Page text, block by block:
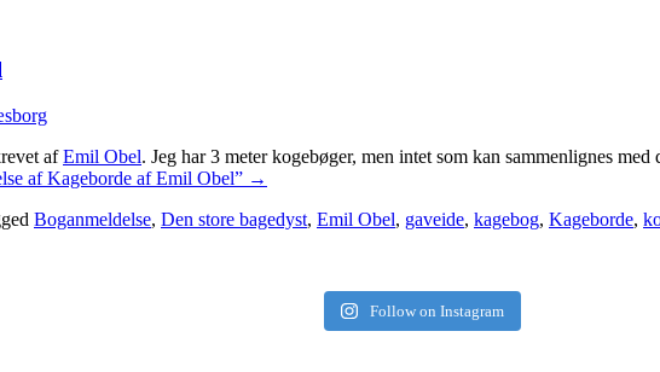
afEmil Obel. Jeg har 3 meter kogebøger, men intet som kan sammenlignes
af Kageborde af Emil Obel” →
Boganmeldelse, Den store bagedyst, Emil Obel, gaveide, kagebog, Kageborde,
Follow on Instagram